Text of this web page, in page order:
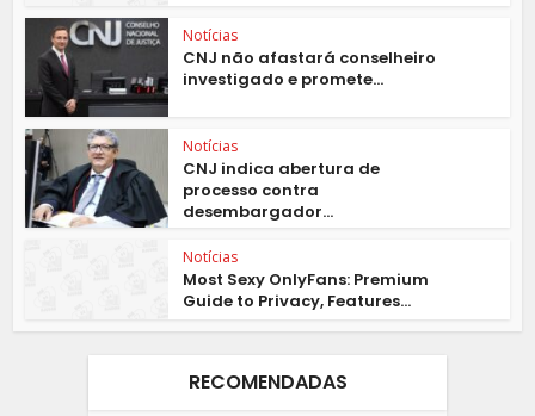
Notícias
CNJ não afastará conselheiro
investigado e promete...
Notícias
CNJ indica abertura de
processo contra
desembargador...
Notícias
Most Sexy OnlyFans: Premium
Guide to Privacy, Features...
RECOMENDADAS